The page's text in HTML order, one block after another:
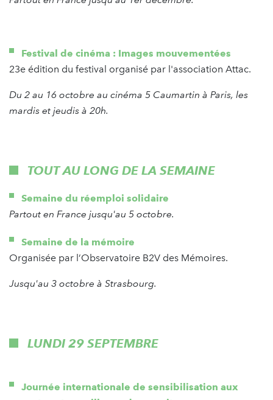
Festival de cinéma : Images mouvementées
23e édition du festival organisé par l'association Attac.
Du 2 au 16 octobre au cinéma 5 Caumartin à Paris, les
mardis et jeudis à 20h.
TOUT AU LONG DE LA SEMAINE
Semaine du réemploi solidaire
Partout en France jusqu'au 5 octobre.
Semaine de la mémoire
Organisée par l’Observatoire B2V des Mémoires.
Jusqu'au 3 octobre à Strasbourg.
LUNDI 29 SEPTEMBRE
Journée internationale de sensibilisation aux